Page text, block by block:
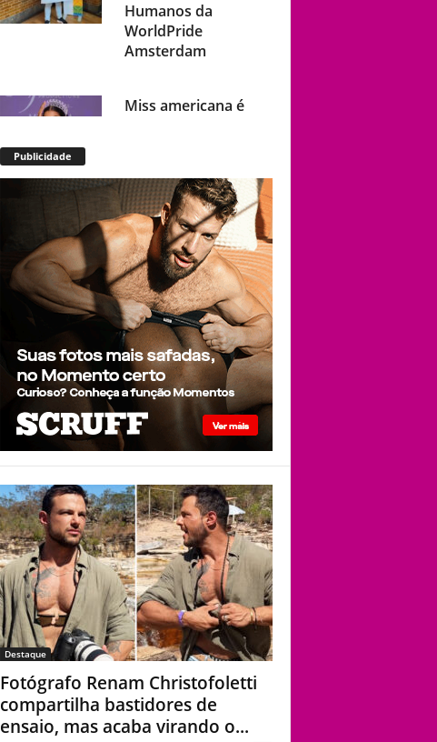
Humanos da
WorldPride
Amsterdam
Miss americana é
de racismo,
homofobia e
transfobia: “Não
toleramos”
Ratinho constrange
cantor sertanejo
com comentário
homofóbico ao vivo
no SBT: “Você está
com uma cara de
viado”
Christofoletti
compartilha
bastidores de ensaio,
mas acaba virando o
centro das atenções
Publicidade
Destaque
Fotógrafo Renam Christofoletti
compartilha bastidores de
ensaio, mas acaba virando o...